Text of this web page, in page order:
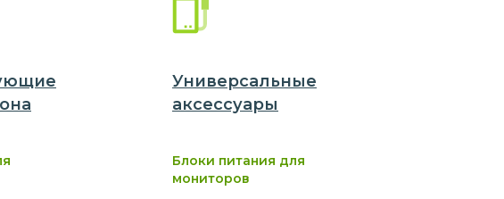
а
Универсальные
аксессуары
Блоки питания для
мониторов